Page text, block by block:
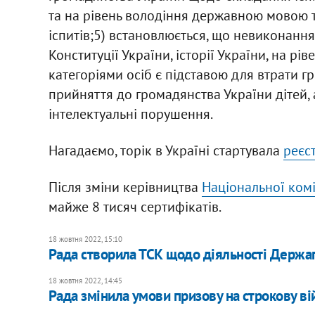
та на рівень володіння державною мовою
іспитів;5) встановлюється, що
Конституції України, історії України, на
категоріями осіб є підставою для втрати
прийняття до громадянства України дітей,
інтелектуальні порушення.
Нагадаємо, торік в Україні стартувала
Після зміни керівництва Національної
майже 8 тисяч сертифікатів.
18 жовтня 2022, 15:10
Рада створила ТСК щодо діяльності
18 жовтня 2022, 14:45
Рада змінила умови призову на строкову